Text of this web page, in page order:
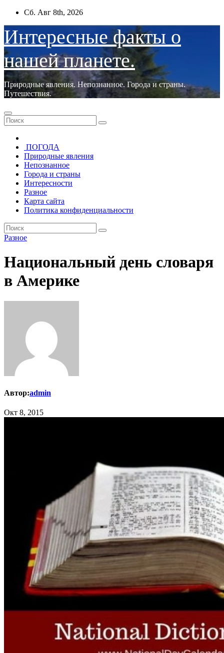
Перейти
содержимому
Сб. Авг 8th, 2026
Интересные факты о
нашей планете.
Природные явления. Непознанное. Города и страны.
Путешествия.
ПОГОДА
Природные явления
Непознанное
Города и страны
Интересности
Разное
Карта сайта
Политика конфиденциальности
Разное
Национальный день словаря
в Америке
Автор:admin
Окт 8, 2015